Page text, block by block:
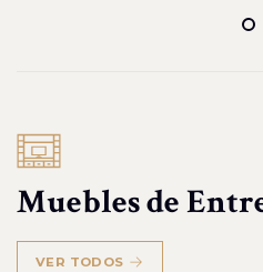
Muebles de
VER TODOS